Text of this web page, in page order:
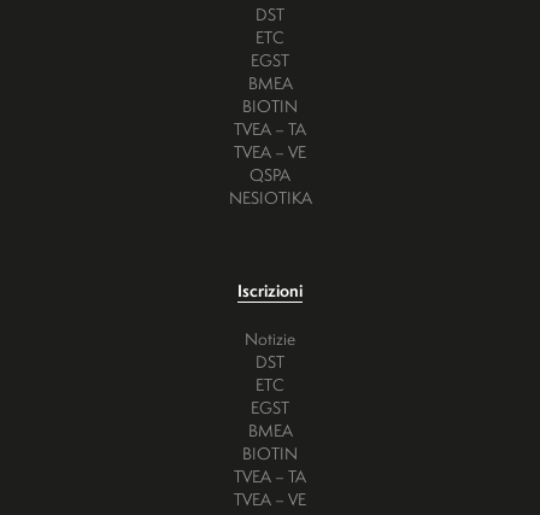
DST
ETC
EGST
BMEA
BIOTIN
TVEA – TA
TVEA – VE
QSPA
NESIOTIKA
Iscrizioni
Notizie
DST
ETC
EGST
BMEA
BIOTIN
TVEA – TA
TVEA – VE